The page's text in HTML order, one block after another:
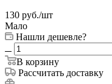
130 руб./шт
Мало
Нашли дешевле?
В корзину
Рассчитать доставку